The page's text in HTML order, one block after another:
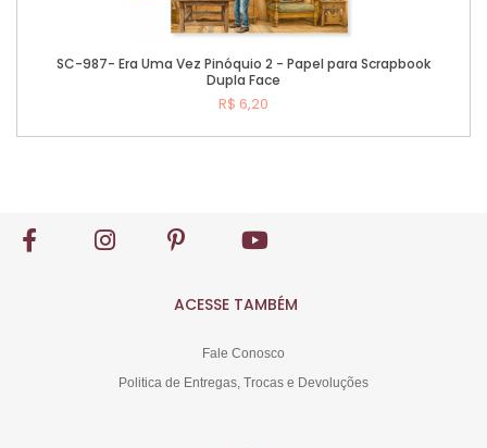
SC-987- Era Uma Vez Pinóquio 2 - Papel para Scrapbook
Dupla Face
R$ 6,20
ACESSE TAMBÉM
Fale Conosco
Politica de Entregas, Trocas e Devoluções